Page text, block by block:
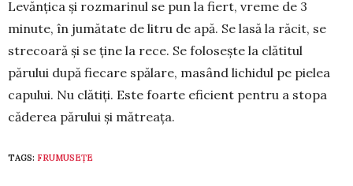
Levănțica și rozmarinul se pun la fiert, vreme de 3
minute, în jumătate de litru de apă. Se lasă la răcit, se
stre­coară și se ține la rece. Se folo­sește la clătitul
părului după fiecare spălare, masând lichidul pe pielea
capului. Nu clătiţi. Este foarte efi­cient pentru a stopa
căderea părului şi mătreaţa.
TAGS: FRUMUSEȚE